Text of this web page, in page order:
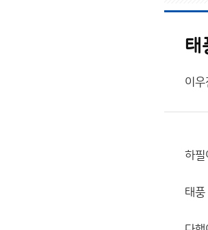
태
이우
하필
태